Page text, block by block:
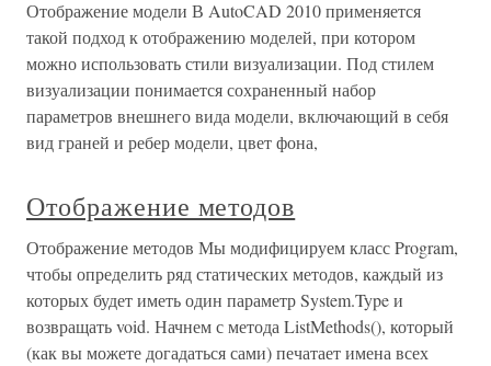
Отображение модели В AutoCAD 2010 применяется
такой подход к отображению моделей, при котором
можно использовать стили визуализации. Под стилем
визуализации понимается сохраненный набор
параметров внешнего вида модели, включающий в себя
вид граней и ребер модели, цвет фона,
Отображение методов
Отображение методов Мы модифицируем класс Program,
чтобы определить ряд статических методов, каждый из
которых будет иметь один параметр System.Type и
возвращать void. Начнем с метода ListMethods(), который
(как вы можете догадаться сами) печатает имена всех